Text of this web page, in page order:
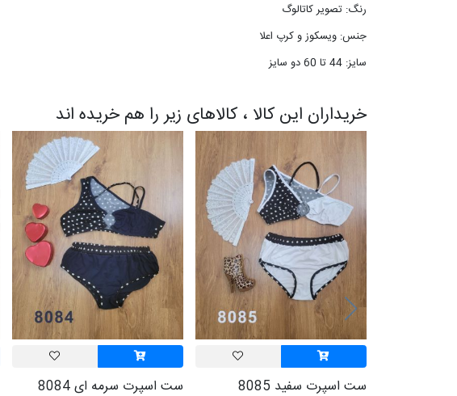
رنگ: تصویر کاتالوگ
جنس: ویسکوز و کرپ اعلا
سایز: 44 تا 60 دو سایز
خریداران این کالا ، کالاهای زیر را هم خریده اند
ست اسپرت سفید 8085 ست اسپرت سرمه ای 8084